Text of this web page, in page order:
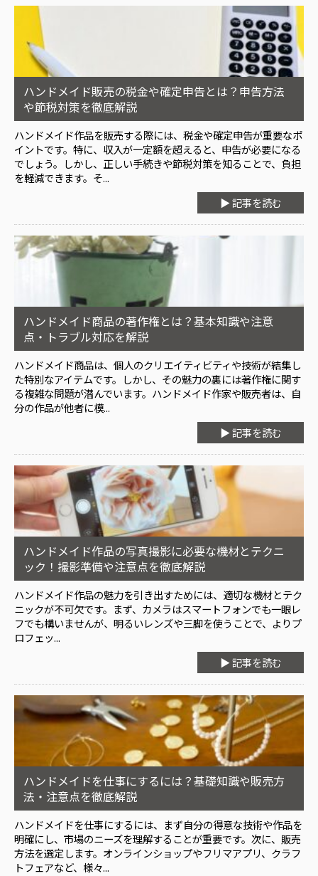
ハンドメイド販売の税金や確定申告とは？申告方法
や節税対策を徹底解説
ハンドメイド作品を販売する際には、税金や確定申告が重要なポ
イントです。特に、収入が一定額を超えると、申告が必要になる
でしょう。しかし、正しい手続きや節税対策を知ることで、負担
を軽減できます。そ...
▶ 記事を読む
ハンドメイド商品の著作権とは？基本知識や注意
点・トラブル対応を解説
ハンドメイド商品は、個人のクリエイティビティや技術が結集し
た特別なアイテムです。しかし、その魅力の裏には著作権に関す
る複雑な問題が潜んでいます。ハンドメイド作家や販売者は、自
分の作品が他者に模...
▶ 記事を読む
ハンドメイド作品の写真撮影に必要な機材とテクニ
ック！撮影準備や注意点を徹底解説
ハンドメイド作品の魅力を引き出すためには、適切な機材とテク
ニックが不可欠です。まず、カメラはスマートフォンでも一眼レ
フでも構いませんが、明るいレンズや三脚を使うことで、よりプ
ロフェッ...
▶ 記事を読む
ハンドメイドを仕事にするには？基礎知識や販売方
法・注意点を徹底解説
ハンドメイドを仕事にするには、まず自分の得意な技術や作品を
明確にし、市場のニーズを理解することが重要です。次に、販売
方法を選定します。オンラインショップやフリマアプリ、クラフ
トフェアなど、様々...